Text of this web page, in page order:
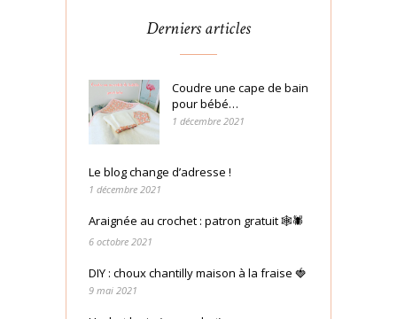
Derniers articles
Coudre une cape de bain
pour bébé…
1 décembre 2021
Le blog change d’adresse !
1 décembre 2021
Araignée au crochet : patron gratuit 🕸🕷
6 octobre 2021
DIY : choux chantilly maison à la fraise 🍓
9 mai 2021